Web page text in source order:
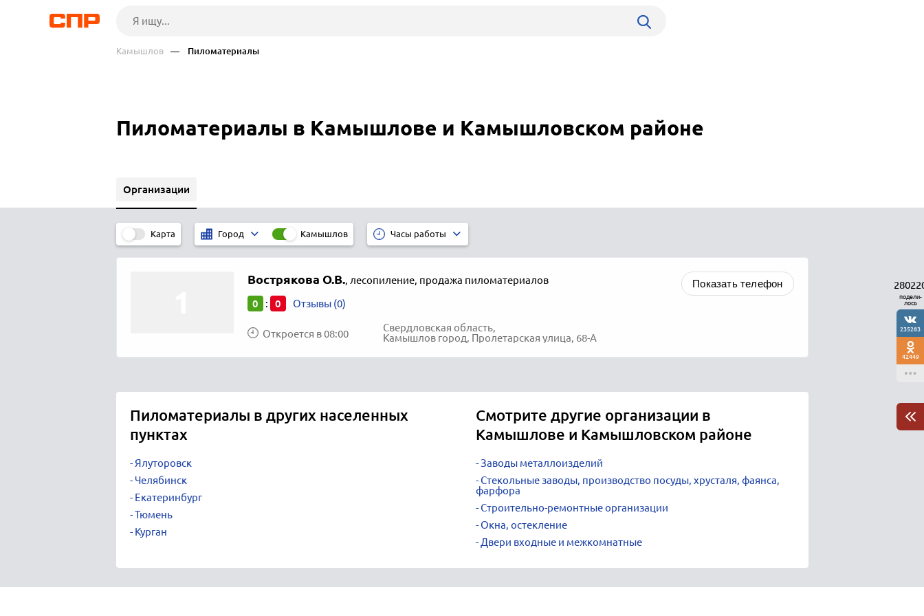
Камышлов — Пиломатериалы
Пиломатериалы в Камышлове и Камышловском районе
Организации
Карта Город Камышлов Часы работы
Вострякова О.В., лесопиление, продажа пиломатериалов
0 : 0 Отзывы (0)
Откроется в 08:00
Свердловская область,
Камышлов город, Пролетарская улица, 68-А
Показать телефон
Пиломатериалы в других населенных
пунктах
Ялуторовск
Челябинск
Екатеринбург
Тюмень
Курган
Смотрите другие организации в
Камышлове и Камышловском районе
Заводы металлоизделий
Стекольные заводы, производство посуды, хрусталя, фаянса,
фарфора
Строительно-ремонтные организации
Окна, остекление
Двери входные и межкомнатные
подели-
лось
235283
42449